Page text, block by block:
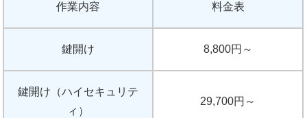
作業内容 料金表
鍵開け 8,800円～
鍵開け（ハイセキュリテ
ィ）
29,700円～